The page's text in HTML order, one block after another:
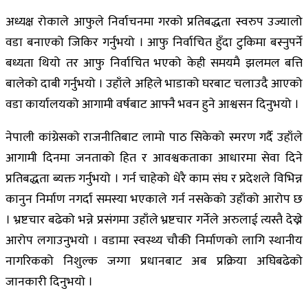
अध्यक्ष रोकाले आफुले निर्वाचनमा गरको प्रतिबद्धता स्वरुप उज्यालो
वडा बनाएको जिकिर गर्नुभयो । आफु निर्वाचित हुँदा टुकिमा बस्नुपर्ने
बध्यता थियो तर आफु निर्वाचित भएको केही समयमै झलमल बत्ति
बालेको दाबी गर्नुभयो । उहाँले अहिले भाडाको घरबाट चलाउदै आएको
वडा कार्यालयको आगामी वर्षबाट आफ्नै भवन हुने आश्वसन दिनुभयो ।
नेपाली कांग्रेसको राजनीतिबाट लामो पाठ सिकेको स्मरण गर्दै उहाँले
आगामी दिनमा जनताको हित र आवश्वकताका आधारमा सेवा दिने
प्रतिबद्धता ब्यक्त गर्नुभयो । गर्न चाहेको धेरै काम संघ र प्रदेशले विभिन्न
कानुन निर्माण नगर्दा समस्या भएकाले गर्न नसकेको उहाँको आरोप छ
। भ्रष्टचार बढेको भन्ने प्रसंगमा उहाँले भ्रष्टचार गर्नेले अरुलाई त्यस्तै देख्ने
आरोप लगाउनुभयो । वडामा स्वस्थ्य चौकी निर्माणको लागि स्थानीय
नागरिकको निशुल्क जग्गा प्रधानबाट अब प्रक्रिया अघिबढेको
जानकारी दिनुभयो ।